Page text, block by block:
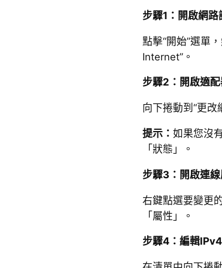
步驟1：開啟網路
點擊“開始”選單
Internet”。
步驟2：開啟適
向下捲動到“更改
提示： 如果您沒
「狀態」。
步驟3：開啟連
右鍵點選要變更
「屬性」。
步驟4：編輯